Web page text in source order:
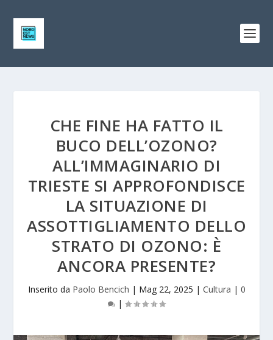
CHE FINE HA FATTO IL
BUCO DELL’OZONO?
ALL’IMMAGINARIO DI
TRIESTE SI APPROFONDISCE
LA SITUAZIONE DI
ASSOTTIGLIAMENTO DELLO
STRATO DI OZONO: È
ANCORA PRESENTE?
Inserito da Paolo Bencich | Mag 22, 2025 | Cultura | 0
|